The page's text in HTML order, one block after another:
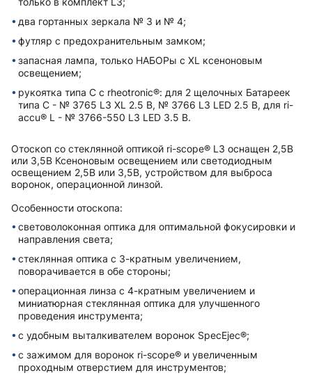
два гортанных зеркала № 3 и № 4;
футляр с предохранительным замком;
запасная лампа, только НАБОРы с XL ксеноновым
освещением;
рукоятка типа C с rheotronic®: для 2 щелочных Батареек
типа C - № 3765 L3 XL 2.5 В, № 3766 L3 LED 2.5 В, для ri-
accu® L - № 3766-550 L3 LED 3.5 В.
Отоскоп со стеклянной оптикой ri-scope® L3 оснащен 2,5В
или 3,5В Ксеноновым освещением или светодиодным
освещением 2,5В или 3,5В, устройством для выброса
воронок, операционной линзой.
Особенности отоскопа:
световолоконная оптика для оптимальной фокусировки и
направления света;
стеклянная оптика с 3-кратным увеличением,
поворачивается в обе стороны;
операционная линза с 4-кратным увеличением и
миниатюрная стеклянная оптика для улучшенного
проведения инструмента;
с удобным выталкивателем воронок SpecEjec®;
с зажимом для воронок ri-scope® и увеличенным
проходным отверстием для инструментов;